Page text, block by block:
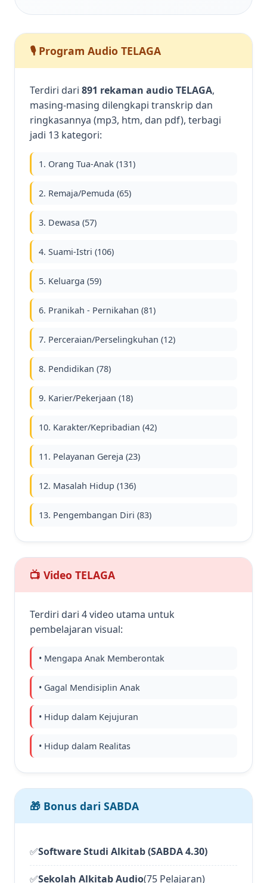
🎙️ Program Audio TELAGA
Terdiri dari 891 rekaman audio TELAGA,
masing-masing dilengkapi transkrip dan
ringkasannya (mp3, htm, dan pdf), terbagi
jadi 13 kategori:
1. Orang Tua-Anak (131)
2. Remaja/Pemuda (65)
3. Dewasa (57)
4. Suami-Istri (106)
5. Keluarga (59)
6. Pranikah - Pernikahan (81)
7. Perceraian/Perselingkuhan (12)
8. Pendidikan (78)
9. Karier/Pekerjaan (18)
10. Karakter/Kepribadian (42)
11. Pelayanan Gereja (23)
12. Masalah Hidup (136)
13. Pengembangan Diri (83)
📺 Video TELAGA
Terdiri dari 4 video utama untuk
pembelajaran visual:
• Mengapa Anak Memberontak
• Gagal Mendisiplin Anak
• Hidup dalam Kejujuran
• Hidup dalam Realitas
🎁 Bonus dari SABDA
✅Software Studi Alkitab (SABDA 4.30)
✅Sekolah Alkitab Audio(75 Pelajaran)